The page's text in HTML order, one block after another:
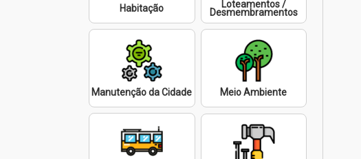
Habitação Loteamentos /
Desmembramentos
Manutenção da Cidade Meio Ambiente